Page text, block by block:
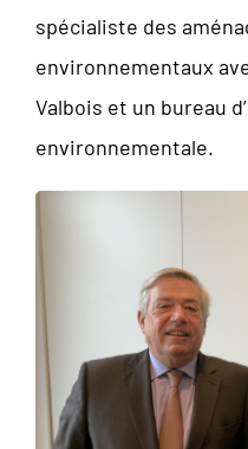
spécialiste des
environnementaux
Valbois et un bureau
environnementale.